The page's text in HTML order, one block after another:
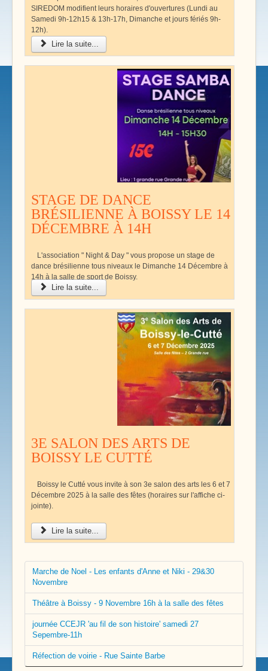
SIREDOM modifient leurs horaires d'ouvertures (Lundi au
Samedi 9h-12h15 & 13h-17h, Dimanche et jours fériés 9h-
12h).
Lire la suite...
STAGE DE DANCE
BRÉSILIENNE À BOISSY LE 14
DÉCEMBRE À 14H
L'association " Night & Day " vous propose un stage de
dance brésilienne tous niveaux le Dimanche 14 Décembre à
14h à la salle de sport de Boissy.
Lire la suite...
3E SALON DES ARTS DE
BOISSY LE CUTTÉ
Boissy le Cutté vous invite à son 3e salon des arts les 6 et 7
Décembre 2025 à la salle des fêtes (horaires sur l'affiche ci-
jointe).
Lire la suite...
Marche de Noel - Les enfants d'Anne et Niki - 29&30
Novembre
Théâtre à Boissy - 9 Novembre 16h à la salle des fêtes
journée CCEJR 'au fil de son histoire' samedi 27
Sepembre-11h
Réfection de voirie - Rue Sainte Barbe